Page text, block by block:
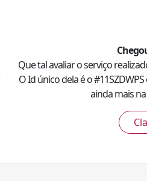
Que tal avaliar o serviço
O Id único dela é o #11SZDWPS
ainda mais